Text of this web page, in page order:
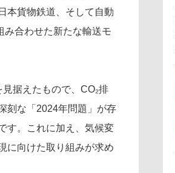
本貨物鉄道、そして自動
み合わせた新たな輸送モ
据えたもので、CO₂排
刻な「2024年問題」が存
す。これに加え、気候変
に向けた取り組みが求め